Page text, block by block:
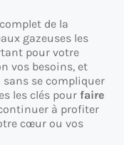
de la
gazeuses les
pour votre
vos besoins, et
se compliquer
les clés pour faire
à profiter
cœur ou vos